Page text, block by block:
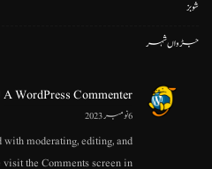
شوبز
جڑواں شہر
A WordPress Commenter
6 نومبر 2023
moderating, editing, and
the Comments screen in…